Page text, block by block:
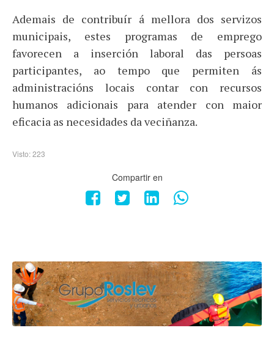
Ademais de contribuír á mellora dos servizos
municipais, estes programas de emprego
favorecen a inserción laboral das persoas
participantes, ao tempo que permiten ás
administracións locais contar con recursos
humanos adicionais para atender con maior
eficacia as necesidades da veciñanza.
Visto: 223
Compartir en